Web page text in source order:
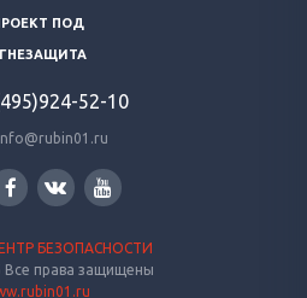
ПОД
52-10
БЕЗОПАСНОСТИ
Все права защищены